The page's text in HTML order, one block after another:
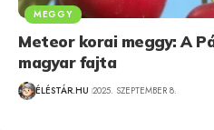
MEGGY
Meteor korai meggy: A
magyar fajta
ÉLÉSTÁR.HU 2025. SZEPTEMBER 8.